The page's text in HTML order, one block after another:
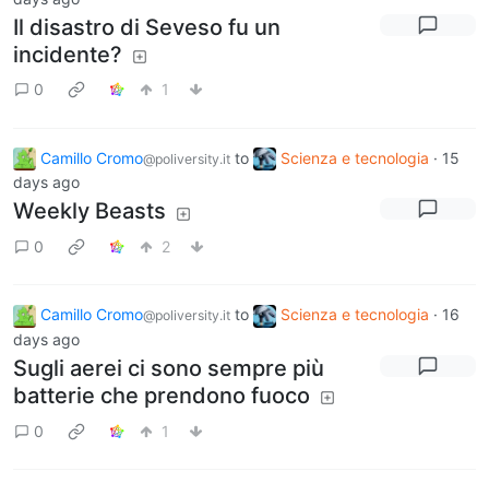
Il disastro di Seveso fu un
incidente?
0 1
Camillo Cromo@poliversity.it to Scienza e tecnologia · 15
days ago
Weekly Beasts
0 2
Camillo Cromo@poliversity.it to Scienza e tecnologia · 16
days ago
Sugli aerei ci sono sempre più
batterie che prendono fuoco
0 1